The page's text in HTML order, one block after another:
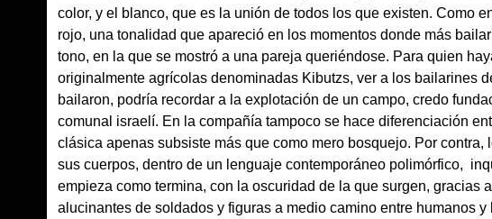
color, y el blanco, que es la unión de todos los que existen. Como
rojo, una tonalidad que apareció en los momentos donde más
tono, en la que se mostró a una pareja queriéndose. Para quien
originalmente agrícolas denominadas Kibutzs, ver a los bailarines
bailaron, podría recordar a la explotación de un campo, credo
comunal israelí. En la compañía tampoco se hace diferenciación
clásica apenas subsiste más que como mero bosquejo. Por
sus cuerpos, dentro de un lenguaje contemporáneo polimórfico,
empieza como termina, con la oscuridad de la que surgen,
alucinantes de soldados y figuras a medio camino entre humanos